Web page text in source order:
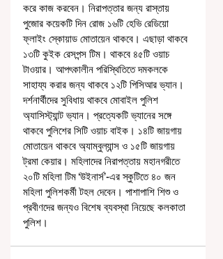
করে কাজ করবেন। নিরাপত্তার জন্য রাস্তায়
পুজোর কয়েকটি দিন রোজ ১৬টি হেভি রেডিয়ো
ফ্লাইং স্কোয়াড মোতায়েন থাকবে। এছাড়া থাকবে
১৩টি কুইক রেসপন্স টিম। থাকবে ৪৫টি ওয়াচ
টাওয়ার। আপৎকালীন পরিস্থিতিতে দমকলকে
সাহায্য করার জন্য থাকবে ১২টি পিসিআর ভ্যান।
দর্শনার্থীদের সুবিধায় থাকবে মোবাইল পুলিশ
অ্যাসিস্ট্যান্ট ভ্যান। প্রত্যেকটি ভ্যানের সঙ্গে
থাকবে পুলিশের সিটি ওয়াচ বাইক। ১৪টি জায়গায়
মোতায়েন থাকবে অ্যাম্বুল্যান্স ও ১৫টি জায়গায়
ট্রমা কেয়ার। মহিলাদের নিরাপত্তায় মহানগরীতে
২০টি মহিলা টিম ‘উইনার্স’-এর স্কুটিতে ৪০ জন
মহিলা পুলিশকর্মী টহল দেবেন। পাশাপাশি শিশু ও
প্রবীণদের জন্যও বিশেষ ব্যবস্থা নিয়েছে কলকাতা
পুলিশ।